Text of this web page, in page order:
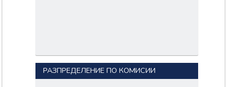
РАЗПРЕДЕЛЕНИЕ ПО КОМИСИИ